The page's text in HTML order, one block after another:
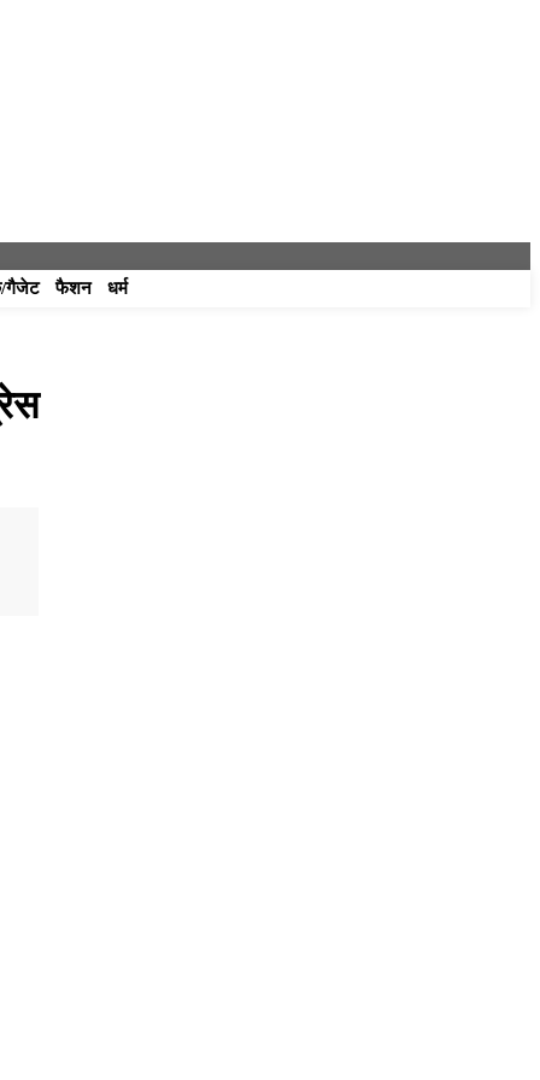
गैजेट फैशन धर्म